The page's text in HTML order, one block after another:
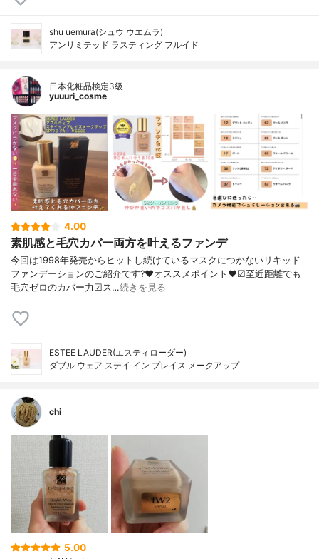
shu uemura(シュウ ウエムラ)
アンリミテッド ラスティング フルイド
日本化粧品検定3級
yuuuri_cosme
4.00
素肌感と毛穴カバー両方を叶えるファンデ
今回は1998年発売からヒットし続けているマスクにつかないリキッド
ファンデーションのご紹介です?❤︎オススメポイント❤︎☑︎至近距離でも
毛穴ゼロのカバー力☑︎ス…続きを見る
ESTEE LAUDER(エスティローダー)
ダブル ウェア ステイ イン プレイス メークアップ
chi
5.00